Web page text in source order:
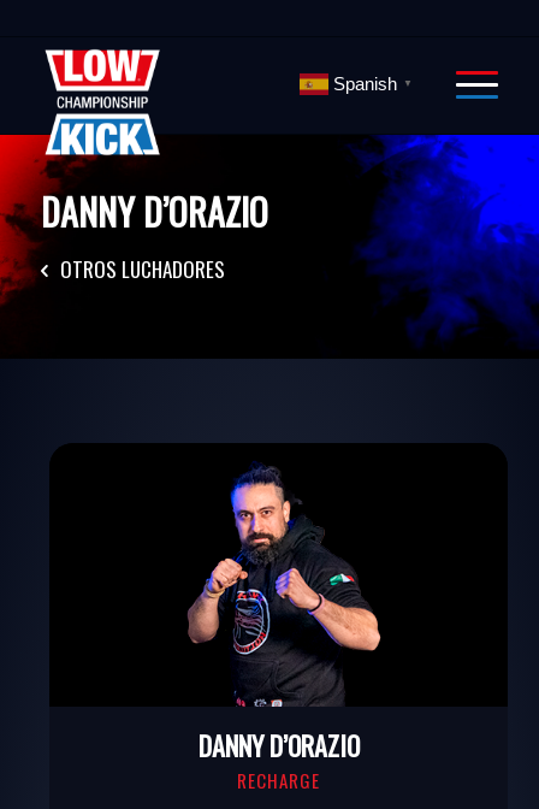
DANNY D’ORAZIO
OTROS LUCHADORES
DANNY D’ORAZIO
RECHARGE
Spanish ▼